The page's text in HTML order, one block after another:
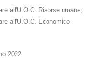
all'U.O.C. Risorse umane;
all'U.O.C. Economico
2022